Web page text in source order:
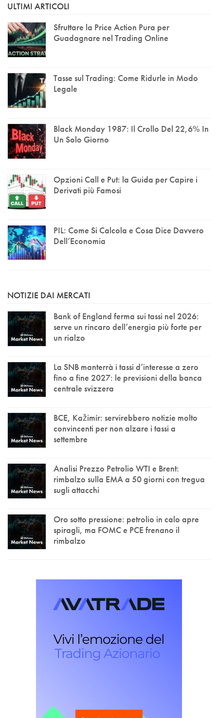
ULTIMI ARTICOLI
Sfruttare la Price Action Pura per
Guadagnare nel Trading Online
Tasse sul Trading: Come Ridurle in Modo
Legale
Black Monday 1987: Il Crollo Del 22,6% In
Un Solo Giorno
Opzioni Call e Put: la Guida per Capire i
Derivati più Famosi
PIL: Come Si Calcola e Cosa Dice Davvero
Dell’Economia
NOTIZIE DAI MERCATI
Bank of England ferma sui tassi nel 2026:
serve un rincaro dell’energia più forte per
un rialzo
La SNB manterrà i tassi d’interesse a zero
fino a fine 2027: le previsioni della banca
centrale svizzera
BCE, Kažimír: servirebbero notizie molto
convincenti per non alzare i tassi a
settembre
Analisi Prezzo Petrolio WTI e Brent:
rimbalzo sulla EMA a 50 giorni con tregua
sugli attacchi
Oro sotto pressione: petrolio in calo apre
spiragli, ma FOMC e PCE frenano il
rimbalzo